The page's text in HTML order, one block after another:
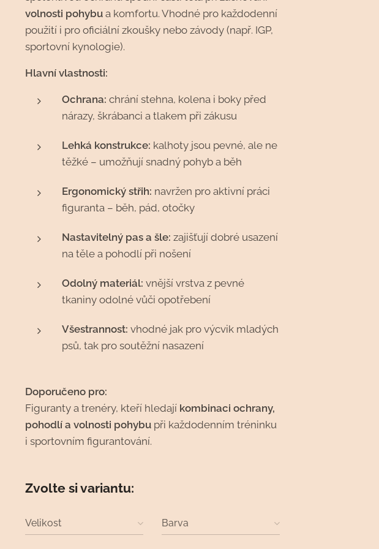
volnosti pohybu a komfortu. Vhodné pro každodenní
použití i pro oficiální zkoušky nebo závody (např. IGP,
sportovní kynologie).
Hlavní vlastnosti:
Ochrana: chrání stehna, kolena i boky před
nárazy, škrábanci a tlakem při zákusu
Lehká konstrukce: kalhoty jsou pevné, ale ne
těžké – umožňují snadný pohyb a běh
Ergonomický střih: navržen pro aktivní práci
figuranta – běh, pád, otočky
Nastavitelný pas a šle: zajišťují dobré usazení
na těle a pohodlí při nošení
Odolný materiál: vnější vrstva z pevné
tkaniny odolné vůči opotřebení
Všestrannost: vhodné jak pro výcvik mladých
psů, tak pro soutěžní nasazení
Doporučeno pro:
Figuranty a trenéry, kteří hledají kombinaci ochrany,
pohodlí a volnosti pohybu při každodenním tréninku
i sportovním figurantování.
Zvolte si variantu:
Velikost Barva